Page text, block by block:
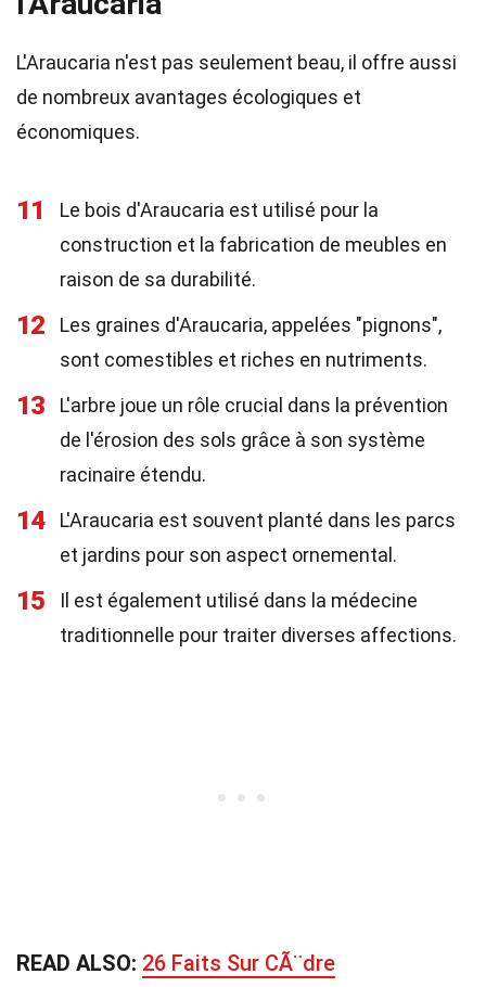
L'Araucaria n'est pas seulement beau, il offre aussi
de nombreux avantages écologiques et
économiques.
11
Le bois d'Araucaria est utilisé pour la
construction et la fabrication de meubles en
raison de sa durabilité.
12
Les graines d'Araucaria, appelées "pignons",
sont comestibles et riches en nutriments.
13
L'arbre joue un rôle crucial dans la prévention
de l'érosion des sols grâce à son système
racinaire étendu.
14
L'Araucaria est souvent planté dans les parcs
et jardins pour son aspect ornemental.
15
Il est également utilisé dans la médecine
traditionnelle pour traiter diverses affections.
READ ALSO: 26 Faits Sur CÃ¨dre